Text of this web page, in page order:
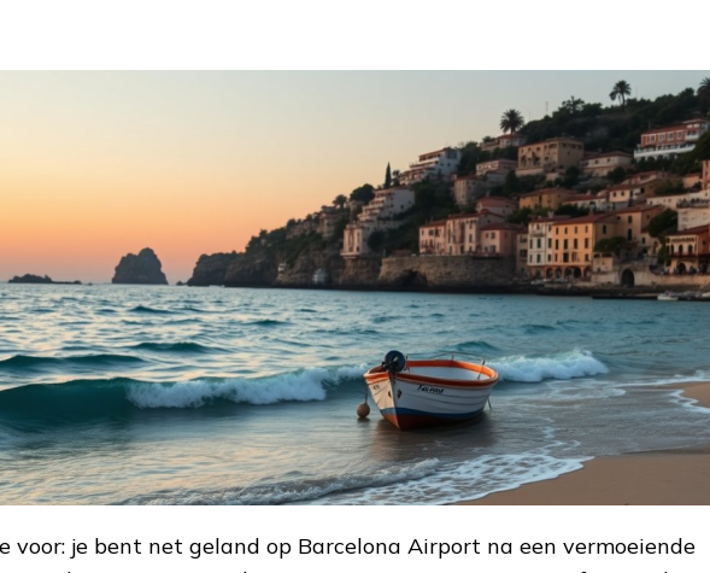
voor: je bent net geland op Barcelona Airport na een vermoeiende